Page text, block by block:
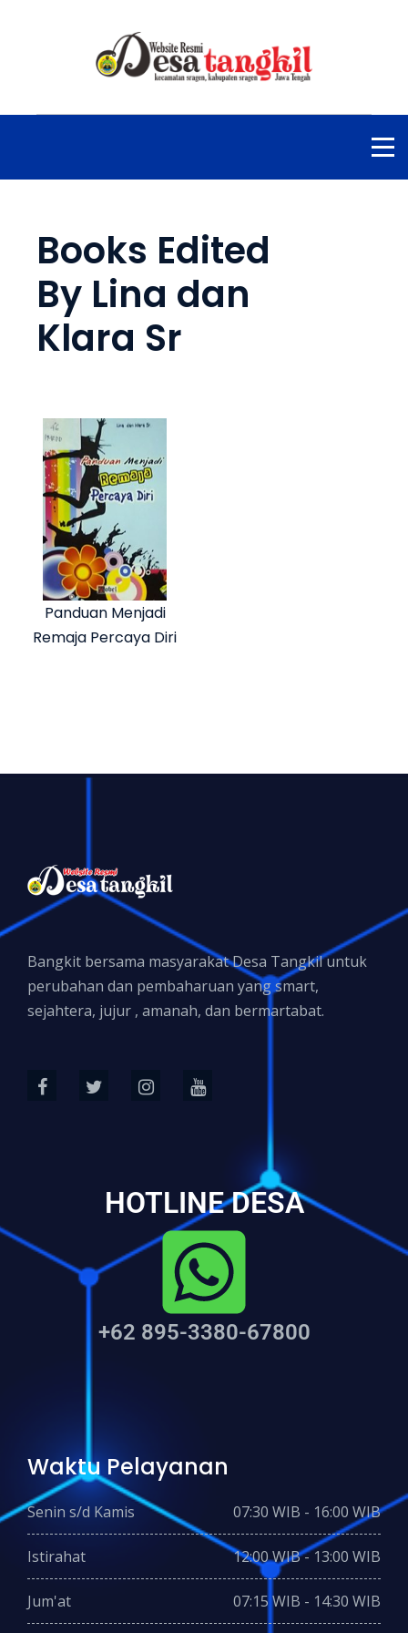
Books Edited
By Lina dan
Klara Sr
Panduan Menjadi
Remaja Percaya Diri
Bangkit bersama masyarakat Desa Tangkil untuk
perubahan dan pembaharuan yang smart,
sejahtera, jujur , amanah, dan bermartabat.
HOTLINE DESA
+62 895-3380-67800
Waktu Pelayanan
Senin s/d Kamis 07:30 WIB - 16:00 WIB
Istirahat 12:00 WIB - 13:00 WIB
Jum'at 07:15 WIB - 14:30 WIB